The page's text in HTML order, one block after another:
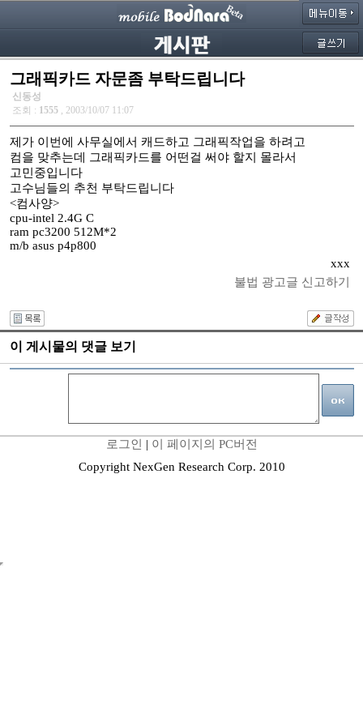
그래픽카드 자문좀 부탁드립니다
신동성
조회 : 1555 , 2003/10/07 11:07
제가 이번에 사무실에서 캐드하고 그래픽작업을 하려고
컴을 맞추는데 그래픽카드를 어떤걸 써야 할지 몰라서
고민중입니다
고수님들의 추천 부탁드립니다
<컴사양>
cpu-intel 2.4G C
ram pc3200 512M*2
m/b asus p4p800
xxx
불법 광고글 신고하기
이 게시물의 댓글 보기
로그인 | 이 페이지의 PC버전
Copyright NexGen Research Corp. 2010